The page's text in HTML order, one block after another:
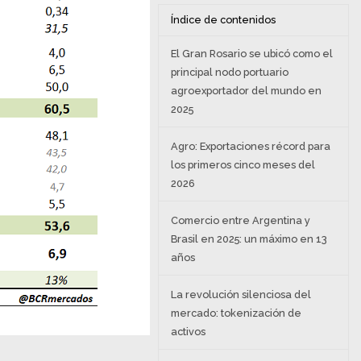
Índice de contenidos
El Gran Rosario se ubicó como el
principal nodo portuario
agroexportador del mundo en
2025
Agro: Exportaciones récord para
los primeros cinco meses del
2026
Comercio entre Argentina y
Brasil en 2025: un máximo en 13
años
La revolución silenciosa del
mercado: tokenización de
activos